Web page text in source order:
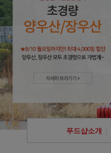
푸드샵소개